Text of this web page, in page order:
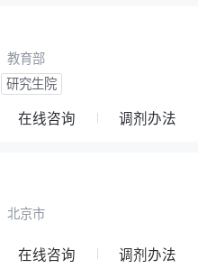
教育部
研究生院
在线咨询 调剂办法
北京市
在线咨询 调剂办法